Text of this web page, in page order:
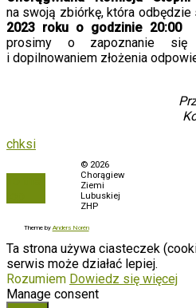
na swoją zbiórkę, która
2023 roku o godzinie 20:00
prosimy o zapoznanie się
i dopilnowaniem złożenia
chksi
© 2026
Chorągiew
Ziemi
Lubuskiej
ZHP
Theme by Anders Norén
Ta strona używa ciasteczek
serwis może działać lepiej.
Rozumiem Dowiedz się więcej
Manage consent